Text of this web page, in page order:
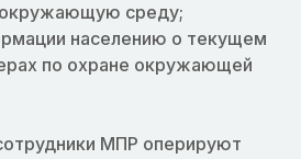
окружающую среду;
населению о текущем
по охране окружающей
МПР оперируют